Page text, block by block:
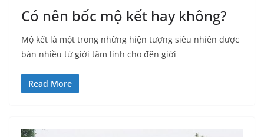
Có nên bốc mộ kết hay không?
Mộ kết là một trong những hiện tượng siêu nhiên được
bàn nhiều từ giới tâm linh cho đến giới
Read More